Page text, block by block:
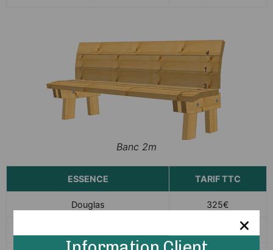
Banc 2m
ESSENCE TARIF TTC
Douglas 325€